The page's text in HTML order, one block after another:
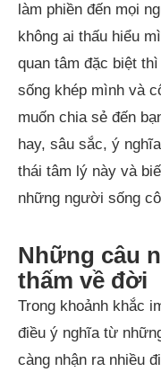
làm phiền đến mọi
không ai thấu hiểu
quan tâm đặc biệt
sống khép mình và
muốn chia sẻ đến
hay, sâu sắc, ý
thái tâm lý này và
những người sống
Những câu
thấm về đời
Trong khoảnh khắc
điều ý nghĩa từ
càng nhận ra nhiều